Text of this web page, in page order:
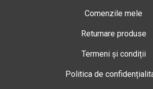
Comenzile mele
Returnare produse
Termeni și condiții
Politica de